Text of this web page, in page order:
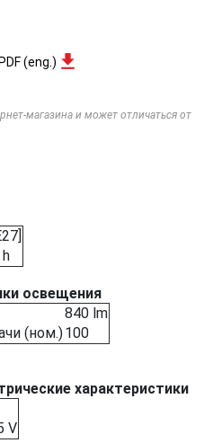
(eng.)
магазина и может отличаться от
освещения
840 lm
(ном.)100
характеристики
V